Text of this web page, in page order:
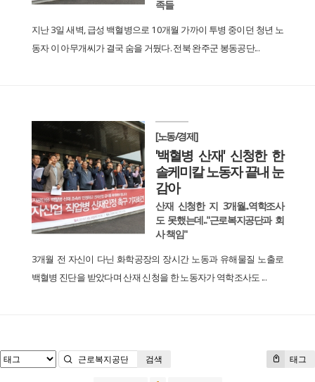
족들
지난 3일 새벽, 급성 백혈병으로 10개월 가까이 투병 중이던 청년 노
동자 이 아무개씨가 결국 숨을 거뒀다. 전북 완주군 봉동공단...
[노동/경제]
'백혈병 산재' 신청한 한
솔케미칼 노동자 끝내 눈
감아
산재 신청한 지 3개월...역학조사
도 못했는데..."근로복지공단과 회
사 책임"
3개월 전 자신이 다닌 화학공장의 장시간 노동과 유해물질 노출로
백혈병 진단을 받았다며 산재 신청을 한 노동자가 역학조사도 ...
태그
검색